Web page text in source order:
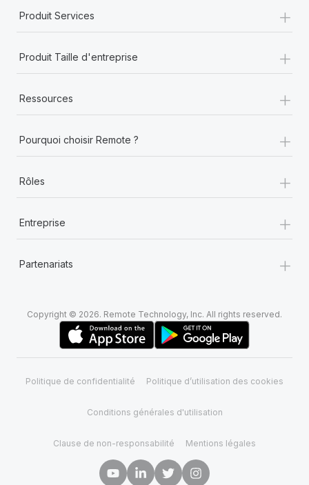
Produit Services +
Produit Taille d'entreprise +
Ressources +
Pourquoi choisir Remote ? +
Rôles +
Entreprise +
Partenariats +
Copyright © 2026. Remote Technology, Inc. All rights reserved.
Politique de confidentialité Politique d’utilisation des cookies
Conditions générales d'utilisation
Clause de non-responsabilité Mentions légales